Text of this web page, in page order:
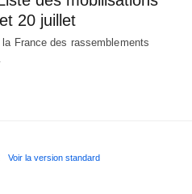
20 juillet
France des rassemblements
Voir la version standard